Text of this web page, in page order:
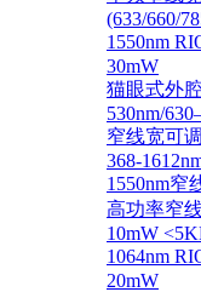
(633/660/
1550nm
30mW
猫眼式外
530nm/
窄线宽可
368-
1550nm窄
高功率窄
10mW
1064nm
20mW